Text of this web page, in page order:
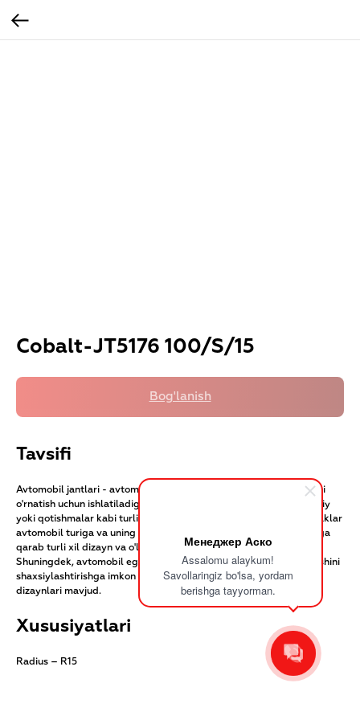
Менеджер Аско
Assalomu alaykum!
Savollaringiz bo'lsa, yordam
berishga tayyorman.
Cobalt-JT5176 100/S/15
Tavsifi
Avtomobil jantlari - avtomobilning o'qiga biriktirilgan va shinalarni
o'rnatish uchun ishlatiladigan g'ildirak jantlari. Ular po'lat, alyuminiy
yoki qotishmalar kabi turli xil materiallardan tayyorlanadi. G'ildiraklar
avtomobil turiga va uning yo'l sharoitlariga qo'yiladigan talablariga
qarab turli xil dizayn va o'lchamlarga ega bo'lishi mumkin.
Shuningdek, avtomobil egalariga o'z avtomobilining tashqi ko'rinishini
shaxsiylashtirishga imkon beruvchi turli xil g'ildirak uslublari va
dizaynlari mavjud.
Xususiyatlari
Radius – R15